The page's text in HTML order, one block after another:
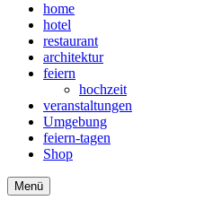
home
hotel
restaurant
architektur
feiern
hochzeit
veranstaltungen
Umgebung
feiern-tagen
Shop
Menü